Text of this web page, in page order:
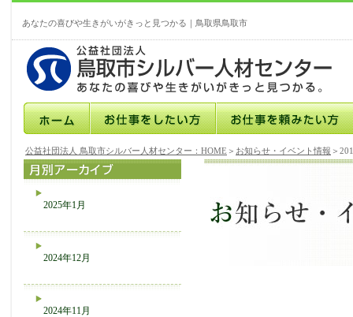
あなたの喜びや生きがいがきっと見つかる｜鳥取県鳥取市
公益社団法人 鳥取市シルバー人材センター：HOME ＞ お知らせ・イベント情報 ＞
2025年1月
2024年12月
2024年11月